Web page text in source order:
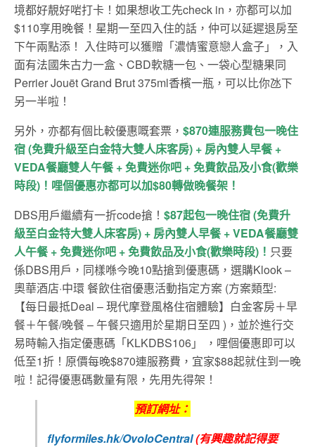
境都好靚好啱打卡！如果想收工先check in，亦都可以加
$110享用晚餐！星期一至四入住的話，仲可以延遲退房至
下午兩點添！ 入住時可以獲贈「濃情蜜意戀人盒子」，入
面有法國朱古力一盒、CBD軟糖一包、一袋心型糖果同
Perrier Jouët Grand Brut 375ml香檳一瓶，可以比你氹下
另一半啦！
另外，亦都有個比較優惠嘅套票， $870連服務費包一晚住
宿 (免費升級至白金特大雙人床客房) + 房內雙人早餐 +
VEDA餐廳雙人午餐 + 免費迷你吧 + 免費飲品及小食(歡樂
時段)！哩個優惠亦都可以加$80轉做晚餐架！
DBS用戶繼續有一折code搶！ $87起包一晚住宿 (免費升
級至白金特大雙人床客房) + 房內雙人早餐 + VEDA餐廳雙
人午餐 + 免費迷你吧 + 免費飲品及小食(歡樂時段)！ 只要
係DBS用戶，同樣喺今晚10點搶到優惠碼，選購Klook –
奧華酒店·中環 餐飲住宿優惠活動指定方案 (方案類型:
【每日最抵Deal – 現代摩登風格住宿體驗】白金客房＋早
餐＋午餐/晚餐 – 午餐只適用於星期日至四 )，並於進行交
易時輸入指定優惠碼「KLKDBS106」 ，哩個優惠即可以
低至1折！原價每晚$870連服務費，宜家$88起就住到一晚
啦！記得優惠碼數量有限，先用先得架！
預訂網址：
flyformiles.hk/OvoloCentral(有興趣就記得要